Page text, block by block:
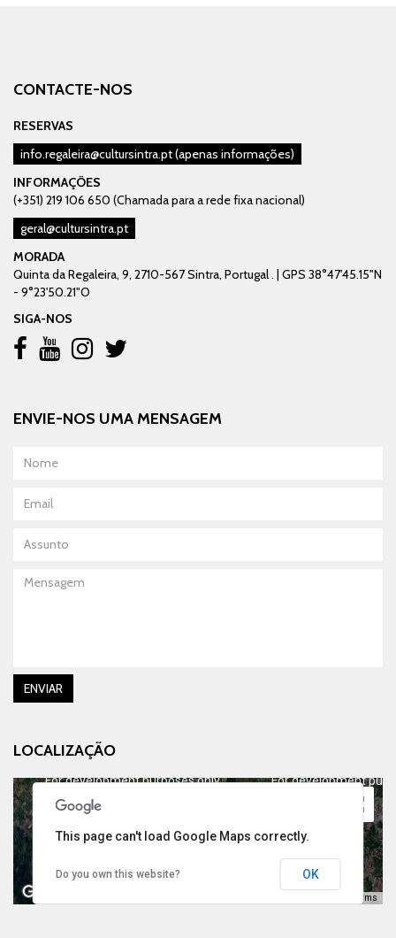
CONTACTE-NOS
RESERVAS
info.regaleira@cultursintra.pt(apenas informações)
INFORMAÇÕES
(+351) 219 106 650 (Chamada para a rede fixa nacional)
geral@cultursintra.pt
MORADA
Quinta da Regaleira, 9, 2710-567 Sintra, Portugal . | GPS 38°47'45.15"N
- 9°23'50.21"O
SIGA-NOS
ENVIE-NOS UMA MENSAGEM
Mensagem
ENVIAR
LOCALIZAÇÃO
For development purposes only For development
Terms
This page can't load Google Maps correctly.
Do you own this website? OK